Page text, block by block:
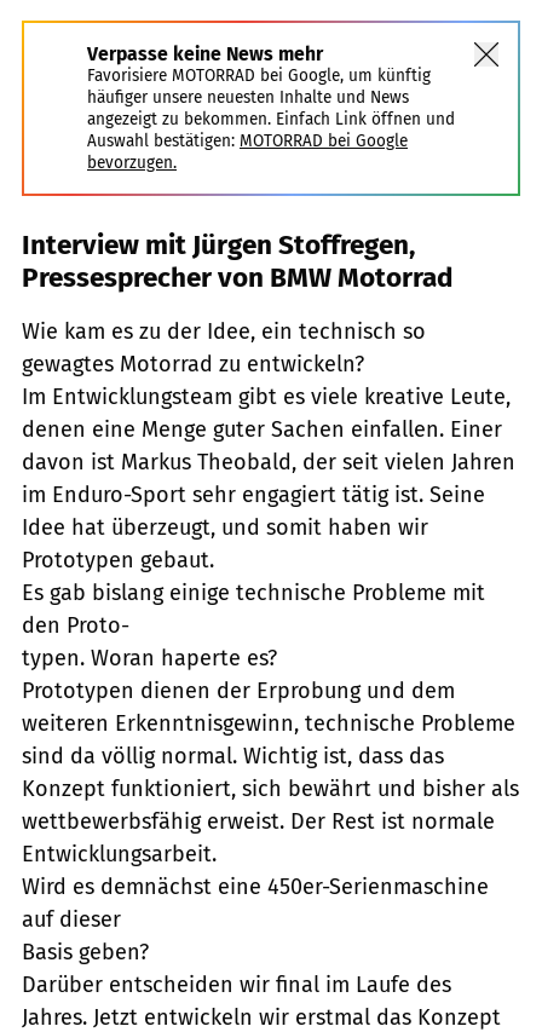
Verpasse keine News mehr
Favorisiere MOTORRAD bei Google, um künftig
häufiger unsere neuesten Inhalte und News
angezeigt zu bekommen. Einfach Link öffnen und
Auswahl bestätigen: MOTORRAD bei Google
bevorzugen.
Interview mit Jürgen Stoffregen,
Pressesprecher von BMW Motorrad
Wie kam es zu der Idee, ein technisch so
gewagtes Motorrad zu entwickeln?
Im Entwicklungsteam gibt es viele kreative Leute,
denen eine Menge guter Sachen einfallen. Einer
davon ist Markus Theobald, der seit vielen Jahren
im Enduro-Sport sehr engagiert tätig ist. Seine
Idee hat überzeugt, und somit haben wir
Prototypen gebaut.
Es gab bislang einige technische Probleme mit
den Proto-
typen. Woran haperte es?
Prototypen dienen der Erprobung und dem
weiteren Erkenntnisgewinn, technische Probleme
sind da völlig normal. Wichtig ist, dass das
Konzept funktioniert, sich bewährt und bisher als
wettbewerbsfähig erweist. Der Rest ist normale
Entwicklungsarbeit.
Wird es demnächst eine 450er-Serienmaschine
auf dieser
Basis geben?
Darüber entscheiden wir final im Laufe des
Jahres. Jetzt entwickeln wir erstmal das Konzept